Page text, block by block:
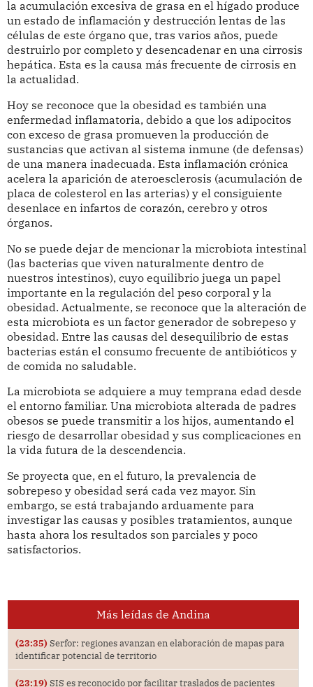
la acumulación excesiva de grasa en el hígado produce
un estado de inflamación y destrucción lentas de las
células de este órgano que, tras varios años, puede
destruirlo por completo y desencadenar en una cirrosis
hepática. Esta es la causa más frecuente de cirrosis en
la actualidad.
Hoy se reconoce que la obesidad es también una
enfermedad inflamatoria, debido a que los adipocitos
con exceso de grasa promueven la producción de
sustancias que activan al sistema inmune (de defensas)
de una manera inadecuada. Esta inflamación crónica
acelera la aparición de ateroesclerosis (acumulación de
placa de colesterol en las arterias) y el consiguiente
desenlace en infartos de corazón, cerebro y otros
órganos.
No se puede dejar de mencionar la microbiota intestinal
(las bacterias que viven naturalmente dentro de
nuestros intestinos), cuyo equilibrio juega un papel
importante en la regulación del peso corporal y la
obesidad. Actualmente, se reconoce que la alteración de
esta microbiota es un factor generador de sobrepeso y
obesidad. Entre las causas del desequilibrio de estas
bacterias están el consumo frecuente de antibióticos y
de comida no saludable.
La microbiota se adquiere a muy temprana edad desde
el entorno familiar. Una microbiota alterada de padres
obesos se puede transmitir a los hijos, aumentando el
riesgo de desarrollar obesidad y sus complicaciones en
la vida futura de la descendencia.
Se proyecta que, en el futuro, la prevalencia de
sobrepeso y obesidad será cada vez mayor. Sin
embargo, se está trabajando arduamente para
investigar las causas y posibles tratamientos, aunque
hasta ahora los resultados son parciales y poco
satisfactorios.
Más leídas de Andina
(23:35) Serfor: regiones avanzan en elaboración de mapas para
identificar potencial de territorio
(23:19) SIS es reconocido por facilitar traslados de pacientes